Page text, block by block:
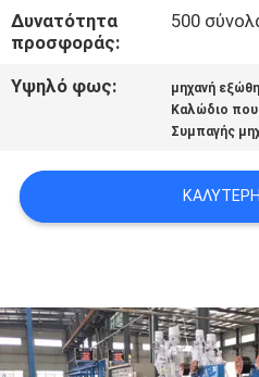
ΕΠΙΚΟΙΝΩΝΉΣΤΕ
ΜΑΖΊ
ΕΙΔΉΣΕΙΣ
SITEMAP
Δυνατότητα
προσφοράς:
500
Υψηλό φως: μηχανή
Καλώδιο
Συμπαγής